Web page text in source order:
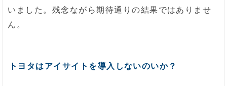
いました。残念ながら期待通りの結果ではありませ
ん。
トヨタはアイサイトを導入しないのいか？